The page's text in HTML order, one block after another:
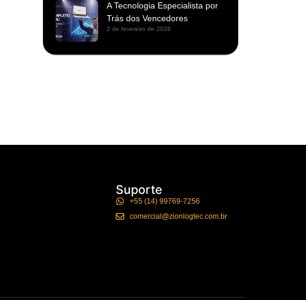
A Tecnologia Especialista por
Trás dos Vencedores
2 de fevereiro de 2026
Suporte
+55 (14) 99769-7256
comercial@zionlogtec.com.br